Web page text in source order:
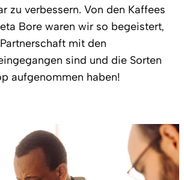
zu verbessern. Von den Kaffees
Bore waren wir so begeistert,
mit den
sind und die Sorten
aufgenommen haben!